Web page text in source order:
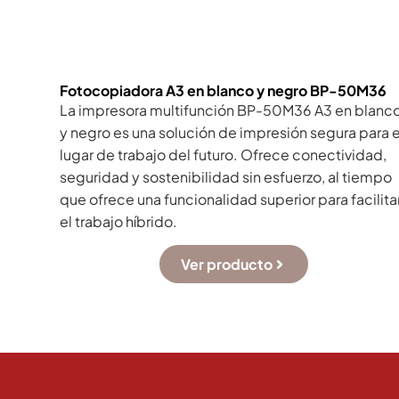
Fotocopiadora A3 en blanco y negro BP-50M36
La impresora multifunción BP-50M36 A3 en
y negro es una solución de impresión segura para
lugar de trabajo del futuro. Ofrece conectividad,
seguridad y sostenibilidad sin esfuerzo, al tiempo
que ofrece una funcionalidad superior para
el trabajo híbrido.
Ver producto